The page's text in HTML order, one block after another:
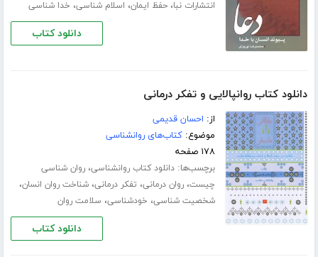
انتشارات نبا،حفظ ایمان، اسلام شناسی، خدا شناسی
دانلود کتاب
دانلود کتاب روانپالایی و تفکر درمانی
از: احسان قدیمی
موضوع:کتاب‌های روانشناسی
۱۷۸ صفحه
برچسب‌ها:دانلود کتاب روانشناسی،روان شناسی
چیست،روان درمانی، تفکر درمانی،شناخت روان انسان،
شخصیت شناسی، خودشناسی، سلامت روان
دانلود کتاب